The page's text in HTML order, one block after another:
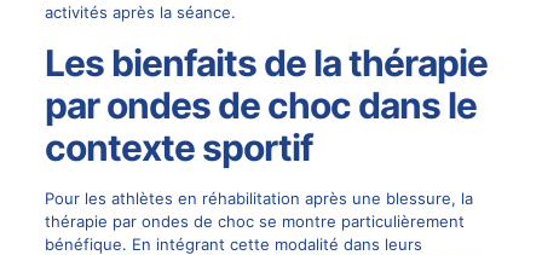
activités après la séance.
Les bienfaits de la thérapie
par ondes de choc dans le
contexte sportif
Pour les athlètes en réhabilitation après une blessure, la
thérapie par ondes de choc se montre particulièrement
bénéfique. En intégrant cette modalité dans leurs